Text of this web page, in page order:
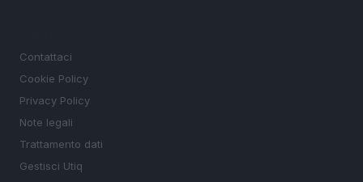
Contattaci
Cookie Policy
Privacy Policy
Note legali
Trattamento dati
Gestisci Utiq